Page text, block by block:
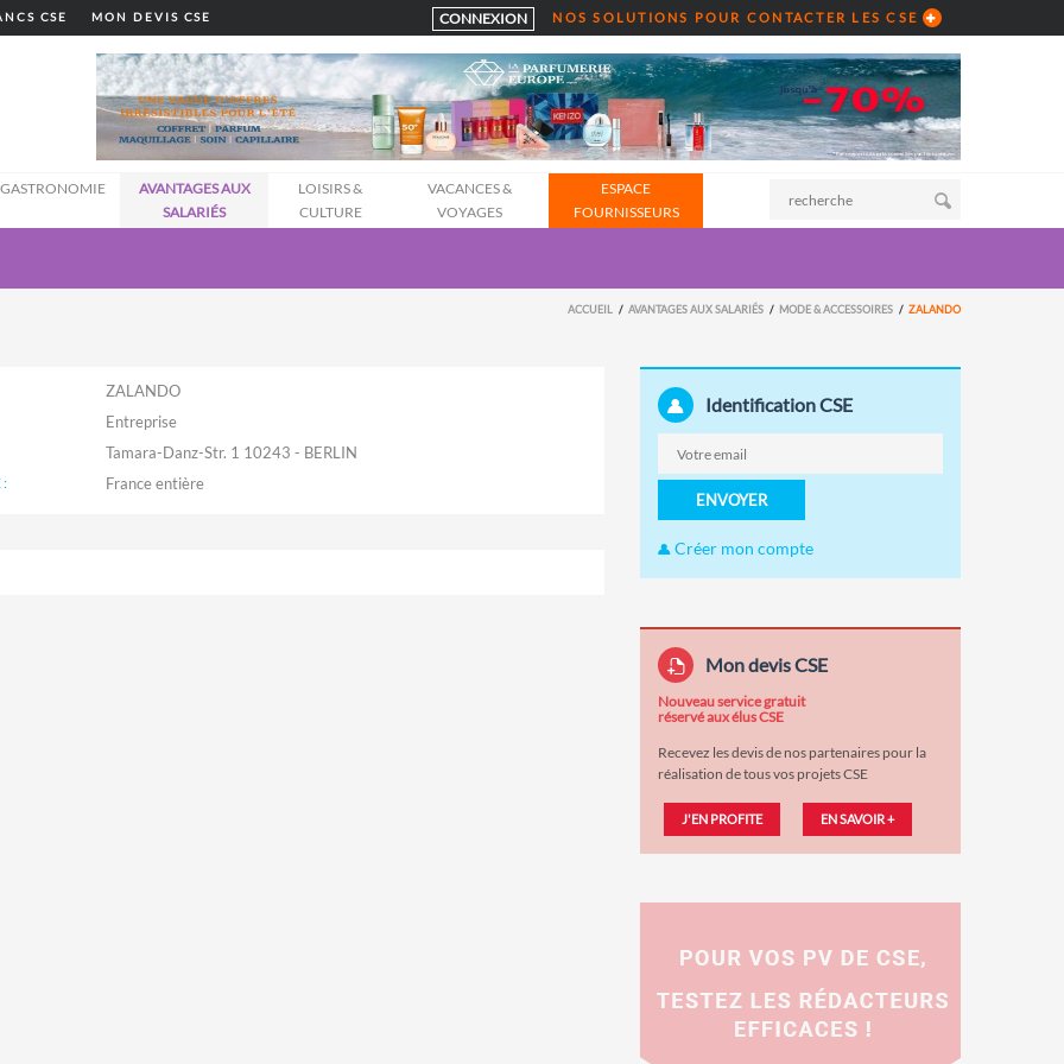
CSE MON DEVIS CSE CONNEXION NOS SOLUTIONS POUR CONTACTER LES CSE
GASTRONOMIE
AVANTAGES AUX
SALARIÉS
LOISIRS &
CULTURE
VACANCES &
VOYAGES
ESPACE
FOURNISSEURS
ACCUEIL AVANTAGES AUX SALARIÉS MODE & ACCESSOIRES ZALANDO
ZALANDO
Entreprise
Tamara-Danz-Str. 1 10243 - BERLIN
:
Identification CSE
ENVOYER
Créer mon compte
Mon devis CSE
Nouveau service gratuit
réservé aux élus CSE
Recevez les devis de nos partenaires pour la
réalisation de tous vos projets CSE
J'EN PROFITE EN SAVOIR +